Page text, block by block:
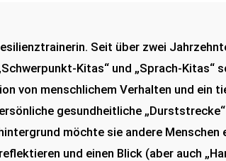
Seit über zwei
Kitas“ und „Sprach-Kitas“
von menschlichem Verhalten und ein
gesundheitliche
möchte sie andere Menschen
und einen Blick (aber auch